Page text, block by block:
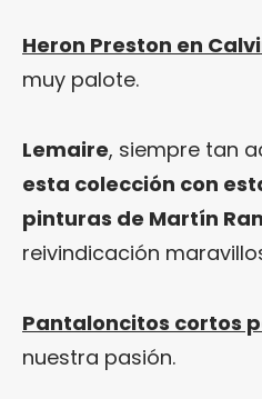
Heron Preston en
muy palote.
Lemaire, siempre tan
esta colección con
pinturas de Martín
reivindicación
Pantaloncitos cortos
nuestra pasión.